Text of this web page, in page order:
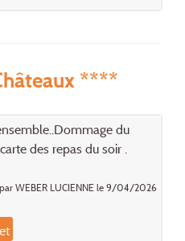
****
du
des repas du soir .
WEBER LUCIENNE le 9/04/2026